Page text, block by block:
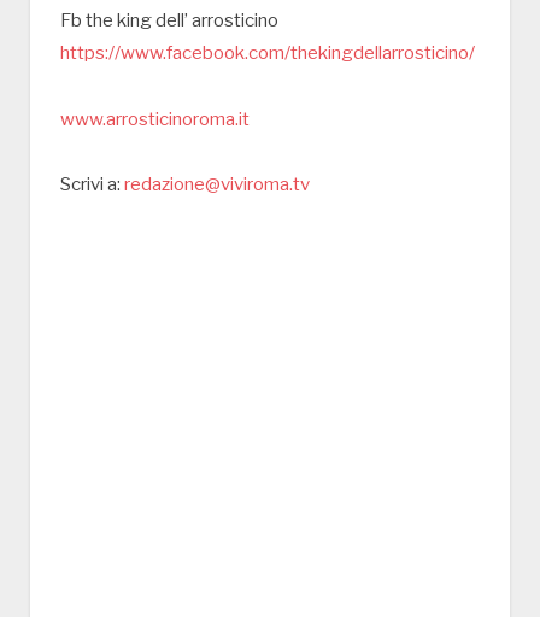
Fb the king dell’ arrosticino
https://www.facebook.com/thekingdellarrosticino/
www.arrosticinoroma.it
Scrivi a: redazione@viviroma.tv